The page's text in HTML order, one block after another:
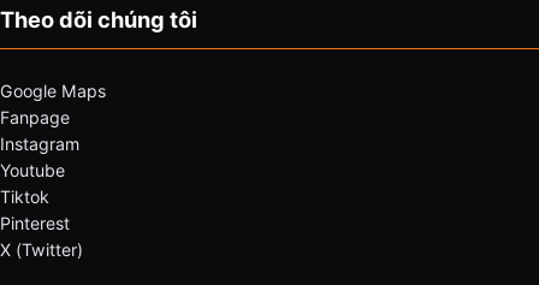
Theo dõi chúng tôi
Google Maps
Fanpage
Instagram
Youtube
Tiktok
Pinterest
X (Twitter)